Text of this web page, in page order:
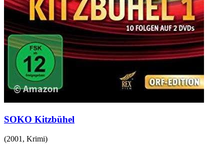
SOKO Kitzbühel
(2001 , Krimi)